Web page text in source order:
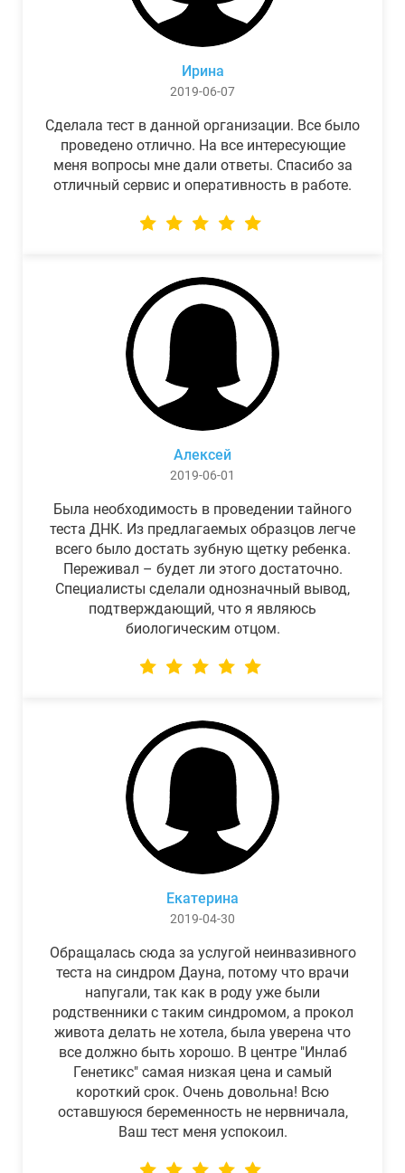
Ирина
2019-06-07
Сделала тест в данной организации. Все было
проведено отлично. На все интересующие
меня вопросы мне дали ответы. Спасибо за
отличный сервис и оперативность в работе.
Алексей
2019-06-01
Была необходимость в проведении тайного
теста ДНК. Из предлагаемых образцов легче
всего было достать зубную щетку ребенка.
Переживал – будет ли этого достаточно.
Специалисты сделали однозначный вывод,
подтверждающий, что я являюсь
биологическим отцом.
Екатерина
2019-04-30
Обращалась сюда за услугой неинвазивного
теста на синдром Дауна, потому что врачи
напугали, так как в роду уже были
родственники с таким синдромом, а прокол
живота делать не хотела, была уверена что
все должно быть хорошо. В центре "Инлаб
Генетикс" самая низкая цена и самый
короткий срок. Очень довольна! Всю
оставшуюся беременность не нервничала,
Ваш тест меня успокоил.